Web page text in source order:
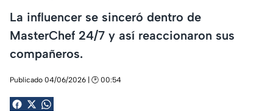
La influencer se sinceró dentro de
MasterChef 24/7 y así reaccionaron sus
compañeros.
Publicado 04/06/2026 | 🕑 00:54